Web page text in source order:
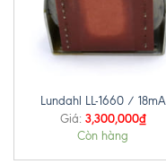
Lundahl LL-1660 / 18mA
Giá: 3,300,000₫
Còn hàng